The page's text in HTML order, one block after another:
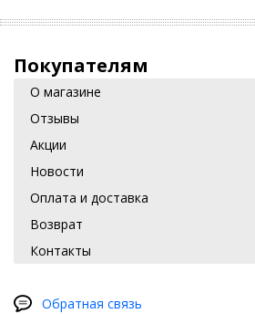
Покупателям
О магазине
Отзывы
Акции
Новости
Оплата и доставка
Возврат
Контакты
Обратная связь